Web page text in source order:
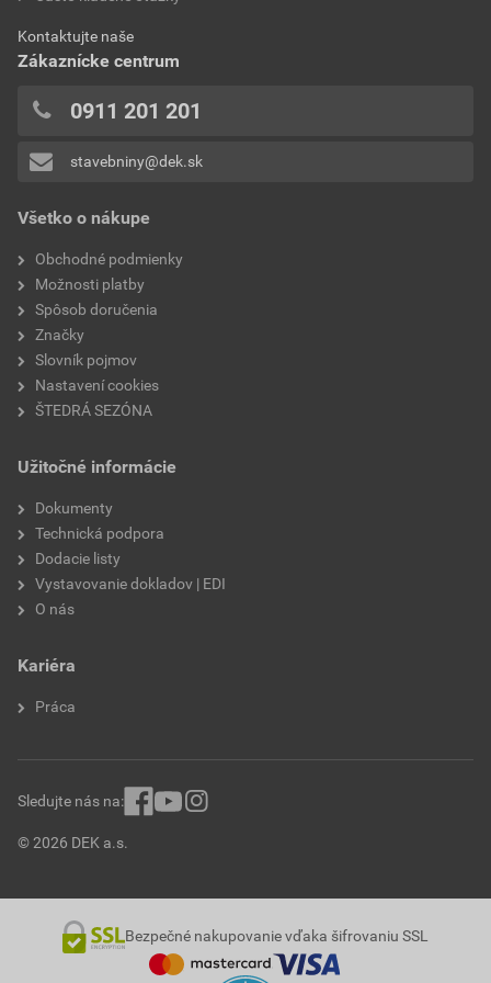
značka
Pridávať hodnotenie môže iba prihlásený užívateľ.
Všetko o nákupe
Obchodné podmienky
Možnosti platby
Spôsob doručenia
Značky
Slovník pojmov
Nastavení cookies
ŠTEDRÁ SEZÓNA
Užitočné informácie
Dokumenty
Technická podpora
Dodacie listy
Vystavovanie dokladov | EDI
O nás
Kariéra
Práca
Kontaktujte naše
Zákaznícke centrum
0911 201 201
stavebniny@dek.sk
© 2026 DEK a.s.
Sledujte nás na:
Bezpečné nakupovanie vďaka šifrovaniu SSL